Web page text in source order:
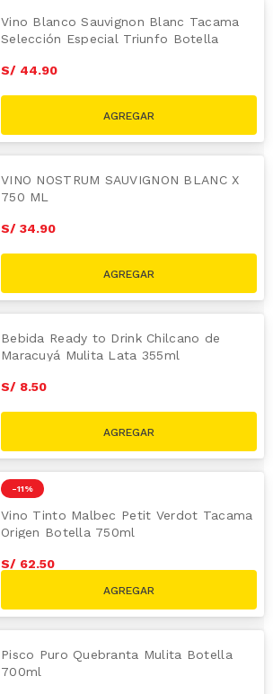
Vino Blanco Sauvignon Blanc Tacama
Selección Especial Triunfo Botella
S/ 44.90
VINO NOSTRUM SAUVIGNON BLANC X
750 ML
S/ 34.90
Bebida Ready to Drink Chilcano de
Maracuyá Mulita Lata 355ml
S/ 8.50
-11 %
Vino Tinto Malbec Petit Verdot Tacama
Origen Botella 750ml
S/ 62.50
Pisco Puro Quebranta Mulita Botella
700ml